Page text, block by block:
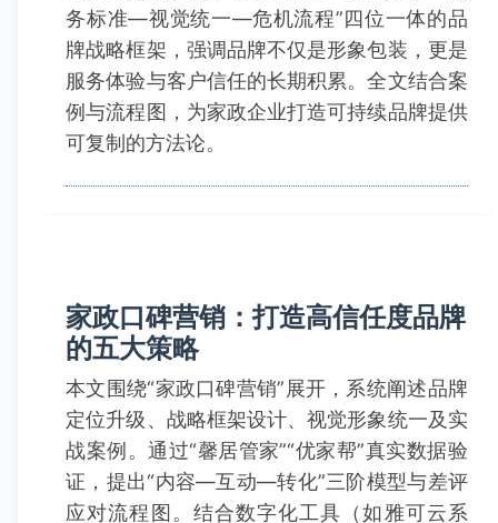
务标准—视觉统一—危机流程”四位一体的品
牌战略框架，强调品牌不仅是形象包装，更是
服务体验与客户信任的长期积累。全文结合案
例与流程图，为家政企业打造可持续品牌提供
可复制的方法论。
家政口碑营销：打造高信任度品牌
的五大策略
本文围绕“家政口碑营销”展开，系统阐述品牌
定位升级、战略框架设计、视觉形象统一及实
战案例。通过“馨居管家”“优家帮”真实数据验
证，提出“内容—互动—转化”三阶模型与差评
应对流程图。结合数字化工具（如雅可云系